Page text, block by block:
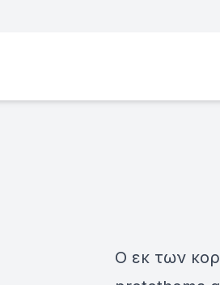
Ο εκ των